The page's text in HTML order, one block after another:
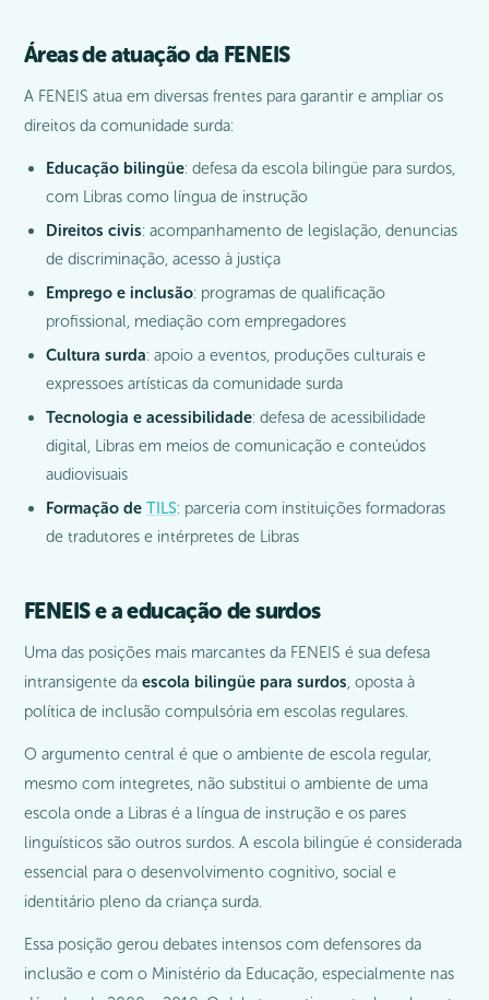
Áreas de atuação da FENEIS
A FENEIS atua em diversas frentes para garantir e ampliar os
direitos da comunidade surda:
Educação bilingüe: defesa da escola bilingüe para surdos,
com Libras como língua de instrução
Direitos civis: acompanhamento de legislação, denuncias
de discriminação, acesso à justiça
Emprego e inclusão: programas de qualificação
profissional, mediação com empregadores
Cultura surda: apoio a eventos, produções culturais e
expressoes artísticas da comunidade surda
Tecnologia e acessibilidade: defesa de acessibilidade
digital, Libras em meios de comunicação e conteúdos
audiovisuais
Formação de TILS: parceria com instituições formadoras
de tradutores e intérpretes de Libras
FENEIS e a educação de surdos
Uma das posições mais marcantes da FENEIS é sua defesa
intransigente da escola bilingüe para surdos, oposta à
política de inclusão compulsória em escolas regulares.
O argumento central é que o ambiente de escola regular,
mesmo com integretes, não substitui o ambiente de uma
escola onde a Libras é a língua de instrução e os pares
linguísticos são outros surdos. A escola bilingüe é considerada
essencial para o desenvolvimento cognitivo, social e
identitário pleno da criança surda.
Essa posição gerou debates intensos com defensores da
inclusão e com o Ministério da Educação, especialmente nas